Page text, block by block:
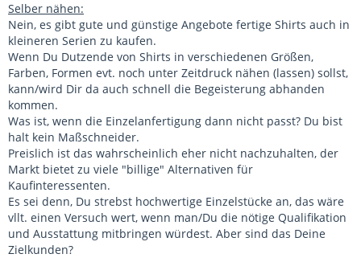
Selber nähen:
Nein, es gibt gute und günstige Angebote fertige Shirts auch in
kleineren Serien zu kaufen.
Wenn Du Dutzende von Shirts in verschiedenen Größen,
Farben, Formen evt. noch unter Zeitdruck nähen (lassen) sollst,
kann/wird Dir da auch schnell die Begeisterung abhanden
kommen.
Was ist, wenn die Einzelanfertigung dann nicht passt? Du bist
halt kein Maßschneider.
Preislich ist das wahrscheinlich eher nicht nachzuhalten, der
Markt bietet zu viele "billige" Alternativen für
Kaufinteressenten.
Es sei denn, Du strebst hochwertige Einzelstücke an, das wäre
vllt. einen Versuch wert, wenn man/Du die nötige Qualifikation
und Ausstattung mitbringen würdest. Aber sind das Deine
Zielkunden?